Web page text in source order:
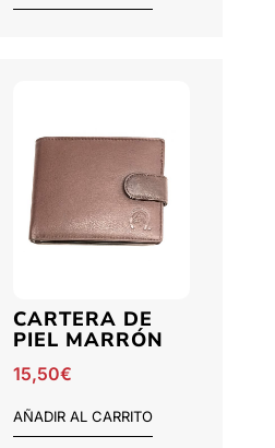
CARTERA DE
PIEL MARRÓN
15,50€
AÑADIR AL CARRITO